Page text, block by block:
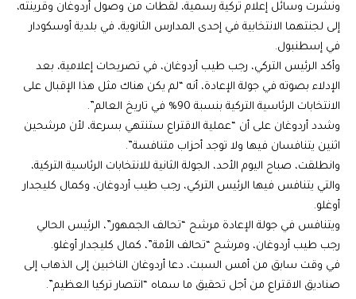
ونشرت وسائل إعلام تركية رسمية، لقطات من وصول أردوغان وقرينته،
إلى لجنتهما الانتخابية في إحدى المدارس الثانوية، في بلدية أوسكودار
في إسطنبول.
وأكد الرئيس التركي، رجب طيب أردوغان، في تصريحات إعلامية، بعد
الإدلاء بصوته في جولة الإعادة، أنه “لم يكن هناك مثل هذا الإقبال على
الانتخابات الرئاسية التركية بنسبة 90% في تاريخ العالم”.
وشدد أردوغان على أن “عملية الاقتراع ستنتهي بسرعة، لأن مرشحين
اثنين يتنافسان فيها ولا توجد أحزاب متنافسة”.
وانطلقت، صباح اليوم الأحد، الجولة الثانية للانتخابات الرئاسية التركية،
والتي يتنافس فيها الرئيس التركي، رجب طيب أردوغان، وكمال كليجدار
أوغلو.
ويتنافس في جولة الإعادة مرشح “تحالف الجمهور”، الرئيس الحالي
رجب طيب أردوغان، ومرشح “تحالف الأمة”، كمال كليجدار أوغلو.
في وقت سابق من أمس السبت، دعا أردوغان الناخبين إلى الذهاب إلى
صناديق الاقتراع من أجل تحقيق ما سماه “انتصار تركيا العظيم”.